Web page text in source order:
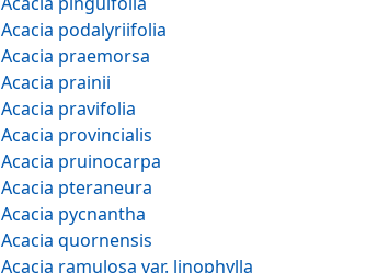
Acacia podalyriifolia
Acacia praemorsa
Acacia prainii
Acacia pravifolia
Acacia provincialis
Acacia pruinocarpa
Acacia pteraneura
Acacia pycnantha
Acacia quornensis
Acacia ramulosa var. linophylla